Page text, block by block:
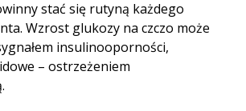
stać się rutyną każdego
Wzrost glukozy na czczo może
insulinooporności,
– ostrzeżeniem